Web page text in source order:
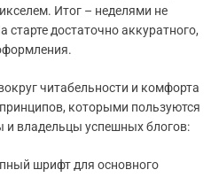
Итог – неделями не
старте достаточно аккуратного,
читабельности и комфорта
которыми пользуются
и владельцы успешных блогов:
шрифт для основного